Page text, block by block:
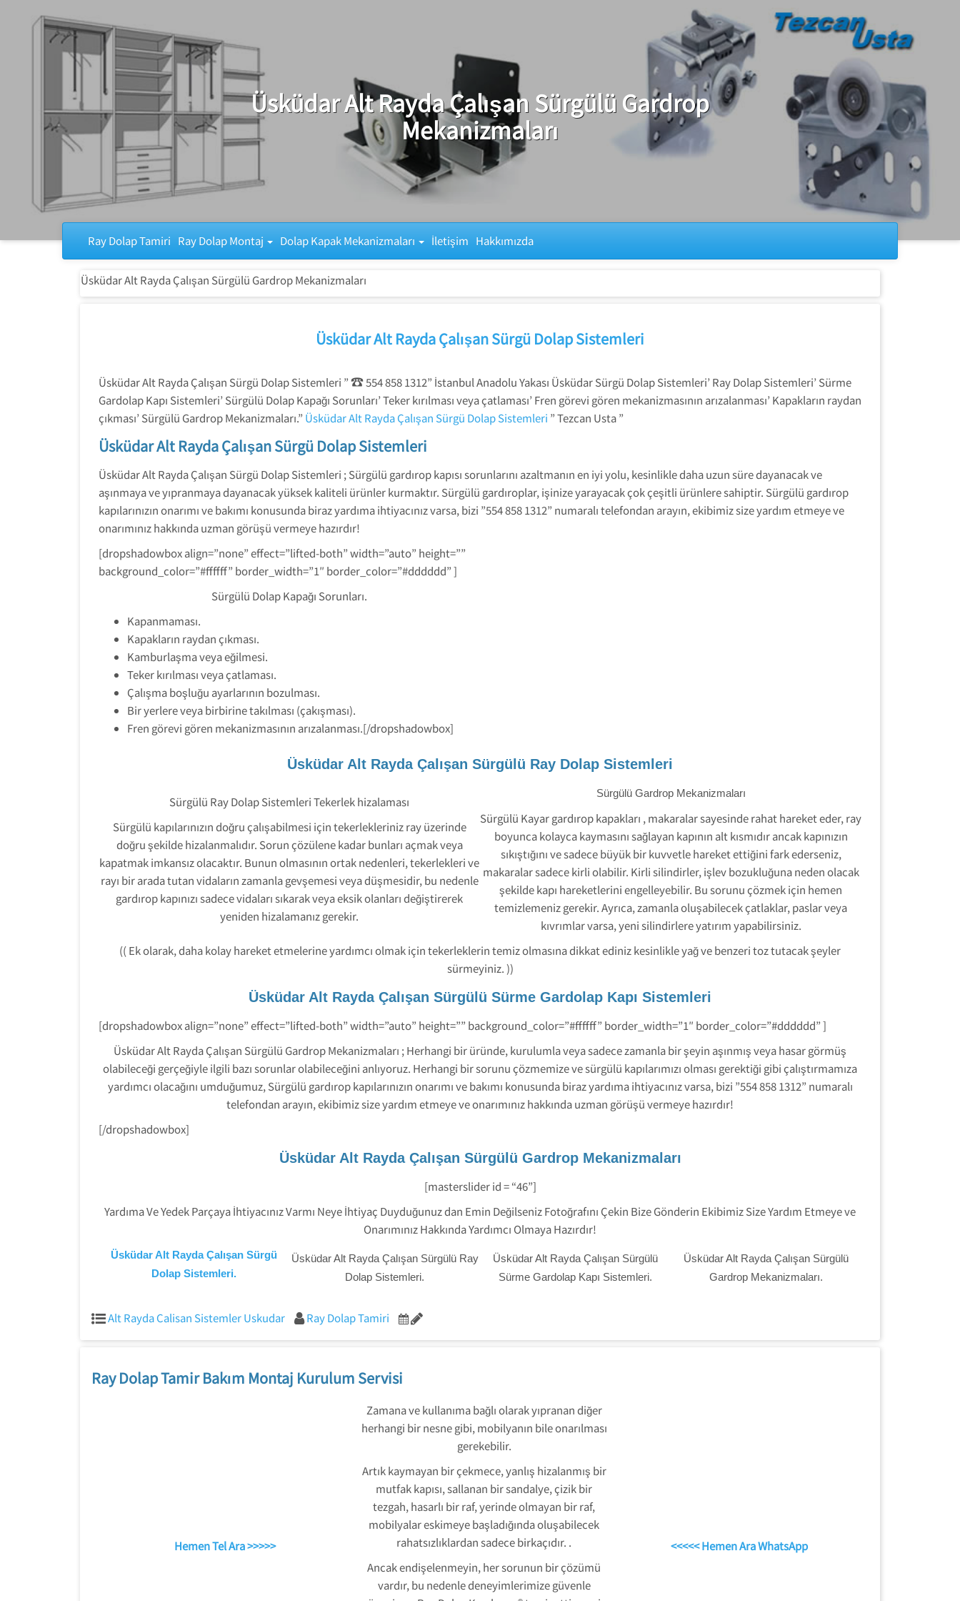
Üsküdar Alt Rayda Çalışan Sürgülü Gardrop
Mekanizmaları
Ray Dolap Tamiri Ray Dolap Montaj Dolap Kapak Mekanizmaları İletişim Hakkımızda
Üsküdar Alt Rayda Çalışan Sürgülü Gardrop Mekanizmaları
Üsküdar Alt Rayda Çalışan Sürgü Dolap Sistemleri
Üsküdar Alt Rayda Çalışan Sürgü Dolap Sistemleri ”☎554 858 1312” İstanbul Anadolu Yakası Üsküdar Sürgü Dolap Sistemleri’ Ray Dolap Sistemleri’ Sürme
Gardolap Kapı Sistemleri’ Sürgülü Dolap Kapağı Sorunları’ Teker kırılması veya çatlaması’ Fren görevi gören mekanizmasının arızalanması’ Kapakların raydan
çıkması’ Sürgülü Gardrop Mekanizmaları.” Üsküdar Alt Rayda Çalışan Sürgü Dolap Sistemleri ” Tezcan Usta ”
Üsküdar Alt Rayda Çalışan Sürgü Dolap Sistemleri
Üsküdar Alt Rayda Çalışan Sürgü Dolap Sistemleri ; Sürgülü gardırop kapısı sorunlarını azaltmanın en iyi yolu, kesinlikle daha uzun süre dayanacak ve
aşınmaya ve yıpranmaya dayanacak yüksek kaliteli ürünler kurmaktır. Sürgülü gardıroplar, işinize yarayacak çok çeşitli ürünlere sahiptir. Sürgülü gardırop
kapılarınızın onarımı ve bakımı konusunda biraz yardıma ihtiyacınız varsa, bizi ”554 858 1312” numaralı telefondan arayın, ekibimiz size yardım etmeye ve
onarımınız hakkında uzman görüşü vermeye hazırdır!
[dropshadowbox align=”none” effect=”lifted-both” width=”auto” height=””
background_color=”#ffffff” border_width=”1″ border_color=”#dddddd” ]
Sürgülü Dolap Kapağı Sorunları.
Kapanmaması.
Kapakların raydan çıkması.
Kamburlaşma veya eğilmesi.
Teker kırılması veya çatlaması.
Çalışma boşluğu ayarlarının bozulması.
Bir yerlere veya birbirine takılması (çakışması).
Fren görevi gören mekanizmasının arızalanması.[/dropshadowbox]
Üsküdar Alt Rayda Çalışan Sürgülü Ray Dolap Sistemleri
Sürgülü Ray Dolap Sistemleri Tekerlek hizalaması
Sürgülü kapılarınızın doğru çalışabilmesi için tekerlekleriniz ray üzerinde
doğru şekilde hizalanmalıdır. Sorun çözülene kadar bunları açmak veya
kapatmak imkansız olacaktır. Bunun olmasının ortak nedenleri, tekerlekleri ve
rayı bir arada tutan vidaların zamanla gevşemesi veya düşmesidir, bu nedenle
gardırop kapınızı sadece vidaları sıkarak veya eksik olanları değiştirerek
yeniden hizalamanız gerekir.
Sürgülü Gardrop Mekanizmaları
Sürgülü Kayar gardırop kapakları , makaralar sayesinde rahat hareket eder, ray
boyunca kolayca kaymasını sağlayan kapının alt kısmıdır ancak kapınızın
sıkıştığını ve sadece büyük bir kuvvetle hareket ettiğini fark ederseniz,
makaralar sadece kirli olabilir. Kirli silindirler, işlev bozukluğuna neden olacak
şekilde kapı hareketlerini engelleyebilir. Bu sorunu çözmek için hemen
temizlemeniz gerekir. Ayrıca, zamanla oluşabilecek çatlaklar, paslar veya
kıvrımlar varsa, yeni silindirlere yatırım yapabilirsiniz.
(( Ek olarak, daha kolay hareket etmelerine yardımcı olmak için tekerleklerin temiz olmasına dikkat ediniz kesinlikle yağ ve benzeri toz tutacak şeyler
sürmeyiniz. ))
Üsküdar Alt Rayda Çalışan Sürgülü Sürme Gardolap Kapı Sistemleri
[dropshadowbox align=”none” effect=”lifted-both” width=”auto” height=”” background_color=”#ffffff” border_width=”1″ border_color=”#dddddd” ]
Üsküdar Alt Rayda Çalışan Sürgülü Gardrop Mekanizmaları ; Herhangi bir üründe, kurulumla veya sadece zamanla bir şeyin aşınmış veya hasar görmüş
olabileceği gerçeğiyle ilgili bazı sorunlar olabileceğini anlıyoruz. Herhangi bir sorunu çözmemize ve sürgülü kapılarımızı olması gerektiği gibi çalıştırmamıza
yardımcı olacağını umduğumuz, Sürgülü gardırop kapılarınızın onarımı ve bakımı konusunda biraz yardıma ihtiyacınız varsa, bizi ”554 858 1312” numaralı
telefondan arayın, ekibimiz size yardım etmeye ve onarımınız hakkında uzman görüşü vermeye hazırdır!
[/dropshadowbox]
Üsküdar Alt Rayda Çalışan Sürgülü Gardrop Mekanizmaları
[masterslider id = “46”]
Yardıma Ve Yedek Parçaya İhtiyacınız Varmı Neye İhtiyaç Duyduğunuz dan Emin Değilseniz Fotoğrafını Çekin Bize Gönderin Ekibimiz Size Yardım Etmeye ve
Onarımınız Hakkında Yardımcı Olmaya Hazırdır!
Üsküdar Alt Rayda Çalışan Sürgü
Dolap Sistemleri.
Üsküdar Alt Rayda Çalışan Sürgülü Ray
Dolap Sistemleri.
Üsküdar Alt Rayda Çalışan Sürgülü
Sürme Gardolap Kapı Sistemleri.
Üsküdar Alt Rayda Çalışan Sürgülü
Gardrop Mekanizmaları.
Alt Rayda Calisan Sistemler Uskudar Ray Dolap Tamiri
Ray Dolap Tamir Bakım Montaj Kurulum Servisi
Hemen Tel Ara >>>>>
Zamana ve kullanıma bağlı olarak yıpranan diğer
herhangi bir nesne gibi, mobilyanın bile onarılması
gerekebilir.
Artık kaymayan bir çekmece, yanlış hizalanmış bir
mutfak kapısı, sallanan bir sandalye, çizik bir
tezgah, hasarlı bir raf, yerinde olmayan bir raf,
mobilyalar eskimeye başladığında oluşabilecek
rahatsızlıklardan sadece birkaçıdır. .
Ancak endişelenmeyin, her sorunun bir çözümü
vardır, bu nedenle deneyimlerimize güvenle
<<<<< Hemen Ara WhatsApp